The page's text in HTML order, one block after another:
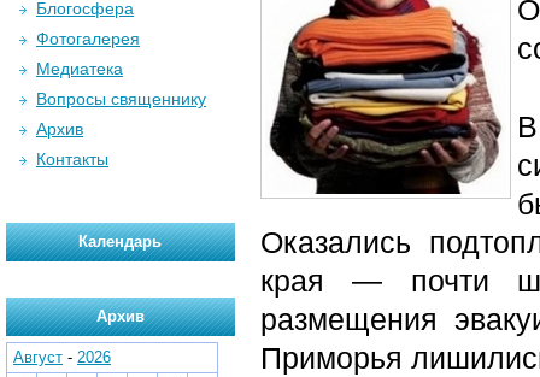
Оказались
края — почти
размещения
Приморья
Блогосфера
Фотогалерея
Медиатека
Вопросы священнику
Архив
Контакты
Календарь
Архив
Август - 2026